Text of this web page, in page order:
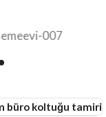
büro koltuğu tamiri